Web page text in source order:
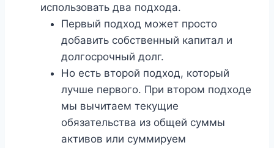
использовать два подхода.
Первый подход может просто
добавить собственный капитал и
долгосрочный долг.
Но есть второй подход, который
лучше первого. При втором подходе
мы вычитаем текущие
обязательства из общей суммы
активов или суммируем